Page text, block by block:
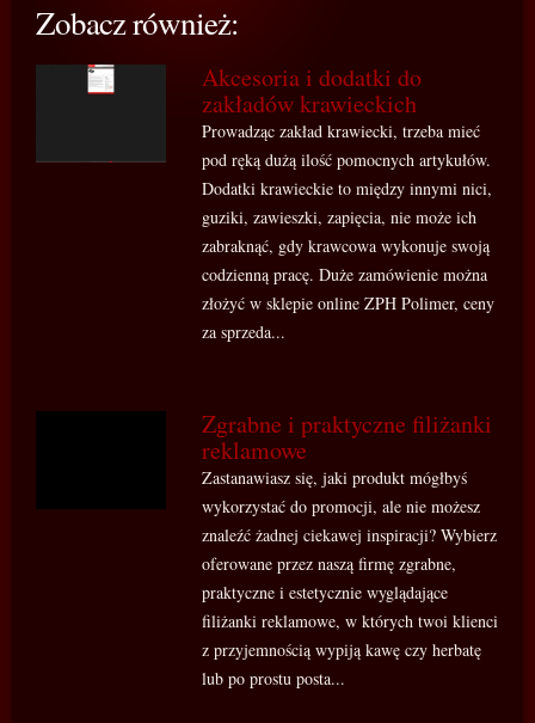
Zobacz również:
Akcesoria i dodatki do
zakładów krawieckich
Prowadząc zakład krawiecki, trzeba mieć
pod ręką dużą ilość pomocnych artykułów.
Dodatki krawieckie to między innymi nici,
guziki, zawieszki, zapięcia, nie może ich
zabraknąć, gdy krawcowa wykonuje swoją
codzienną pracę. Duże zamówienie można
złożyć w sklepie online ZPH Polimer, ceny
za sprzeda...
Zgrabne i praktyczne filiżanki
reklamowe
Zastanawiasz się, jaki produkt mógłbyś
wykorzystać do promocji, ale nie możesz
znaleźć żadnej ciekawej inspiracji? Wybierz
oferowane przez naszą firmę zgrabne,
praktyczne i estetycznie wyglądające
filiżanki reklamowe, w których twoi klienci
z przyjemnością wypiją kawę czy herbatę
lub po prostu posta...